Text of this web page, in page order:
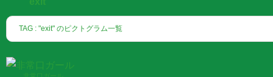
TAG : "exit" のピクトグラム一覧